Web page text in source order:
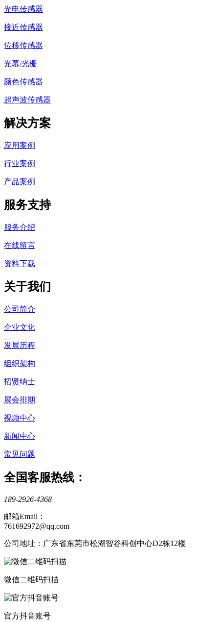
光电传感器
接近传感器
位移传感器
光幕/光栅
颜色传感器
超声波传感器
解决方案
应用案例
行业案例
产品案例
服务支持
服务介绍
在线留言
资料下载
关于我们
公司简介
企业文化
发展历程
组织架构
招贤纳士
展会排期
视频中心
新闻中心
常见问题
全国客服热线：
189-2926-4368
邮箱Email：
761692972@qq.com
公司地址：广东省东莞市松湖智谷科创中心D2栋12楼
微信二维码扫描
官方抖音账号